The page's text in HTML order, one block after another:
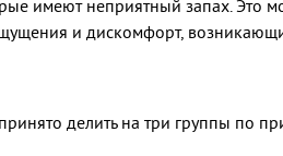
имеют неприятный запах. Это
и дискомфорт,
делить на три группы по